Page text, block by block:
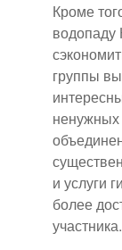
Кроме
водопаду
группы
ненужных
и услуги
более
участника.